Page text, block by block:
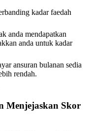
kadar faedah
anda mendapatkan
anda untuk kadar
ansuran bulanan sedia
rendah.
Menjejaskan Skor